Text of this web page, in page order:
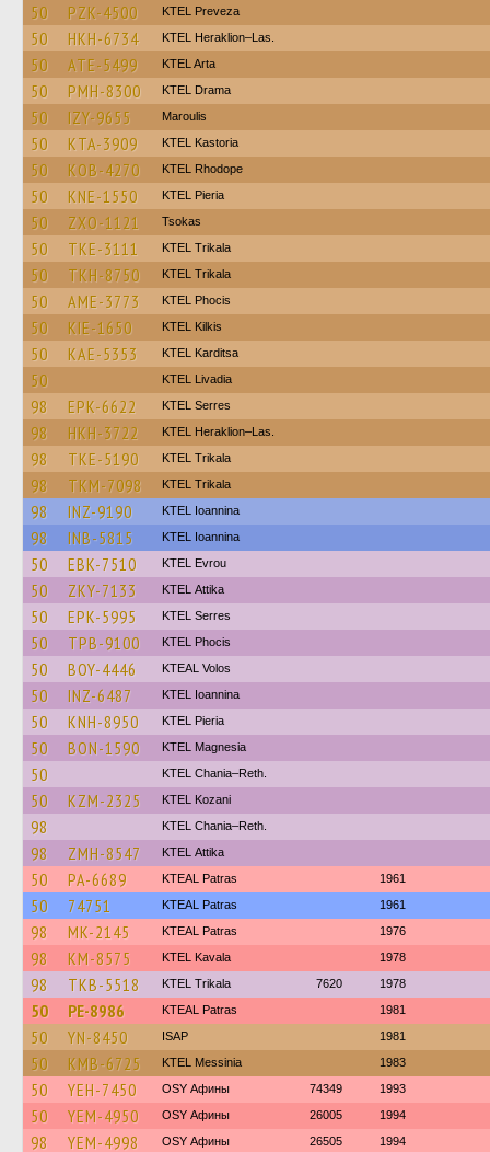
50 PZK-4500 KTEL Preveza
50 HKH-6734 KTEL Heraklion–Las.
50 ATE-5499 KTEL Arta
50 PMH-8300 KTEL Drama
50 IZY-9655 Maroulis
50 KTA-3909 KTEL Kastoria
50 KOB-4270 KTEL Rhodope
50 KNE-1550 KTEL Pieria
50 ZXO-1121 Tsokas
50 TKE-3111 ΚΤΕL Τrikala
50 TKH-8750 ΚΤΕL Τrikala
50 AME-3773 ΚΤΕL Phocis
50 KIE-1650 KTEL Kilkis
50 KAE-5353 ΚΤΕL Karditsa
50 KTEL Livadia
98 EPK-6622 KTEL Serres
98 HKH-3722 KTEL Heraklion–Las.
98 TKE-5190 ΚΤΕL Τrikala
98 TKM-7098 ΚΤΕL Τrikala
98 INZ-9190 KTEL Ioannina
98 INB-5815 KTEL Ioannina
50 EBK-7510 KTEL Evrou
50 ZKY-7133 KΤΕL Αttika
50 EPK-5995 KTEL Serres
50 TPB-9100 ΚΤΕL Phocis
50 BOY-4446 KTEAL Volos
50 INZ-6487 KTEL Ioannina
50 KNH-8950 KTEL Pieria
50 BON-1590 ΚΤΕL Magnesia
50 KTEL Chania–Reth.
50 KZM-2325 ΚΤΕL Kozani
98 KTEL Chania–Reth.
98 ZMH-8547 KΤΕL Αttika
50 PA-6689 KTEAL Patras 1961
50 74751 KTEAL Patras 1961
98 MK-2145 KTEAL Patras 1976
98 KM-8575 KTEL Kavala 1978
98 TKB-5518 ΚΤΕL Τrikala 7620 1978
50 PE-8986 KTEAL Patras 1981
50 YN-8450 ISAP 1981
50 KMB-6725 KTEL Messinia 1983
50 YEH-7450 OSY Афины 74349 1993
50 YEM-4950 OSY Афины 26005 1994
98 YEM-4998 OSY Афины 26505 1994